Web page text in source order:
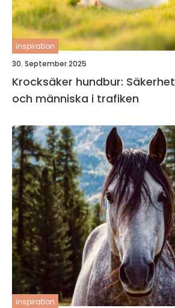
inspiration
30. September 2025
Krocksäker hundbur:
och människa i trafiken
inspiration